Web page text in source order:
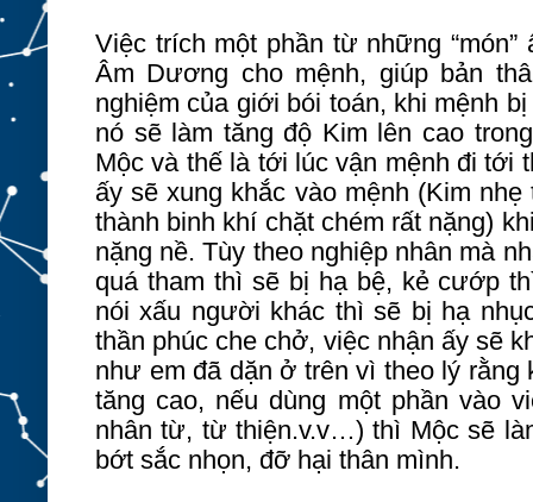
Việc trích một phần từ những
Âm Dương cho mệnh, giúp bản
nghiệm của giới bói toán, khi mệnh
nó sẽ làm tăng độ Kim lên cao
Mộc và thế là tới lúc vận mệnh đi tới
ấy sẽ xung khắc vào mệnh (Kim
thành binh khí chặt chém rất nặng)
nặng nề. Tùy theo nghiệp nhân mà
quá tham thì sẽ bị hạ bệ, kẻ cướp
nói xấu người khác thì sẽ bị hạ
thần phúc che chở, việc nhận ấy sẽ
như em đã dặn ở trên vì theo lý rằng
tăng cao, nếu dùng một phần vào
nhân từ, từ thiện.v.v…) thì Mộc sẽ
bớt sắc nhọn, đỡ hại thân mình.